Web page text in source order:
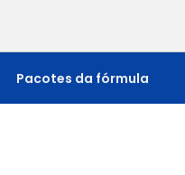
Pacotes da fórmula